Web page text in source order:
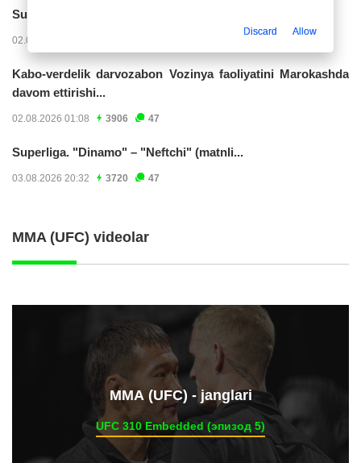
Superliga. “Buxoro” - “Lokomotiv”...
02.08.2026 03:08
Kabo-verdelik darvozabon Vozinya faoliyatini Marokashda
davom ettirishi...
02.08.2026 01:08 3906 47
Superliga. "Dinamo" – "Neftchi" (matnli...
03.08.2026 20:32 3720 47
MMA (UFC) videolar
ММА (UFC) - janglari
UFC 310 Embedded (эпизод 5)
Discard Allow